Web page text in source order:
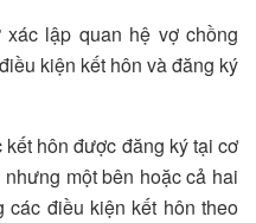
lập quan hệ vợ chồng
kiện kết hôn và đăng ký
hôn được đăng ký tại cơ
một bên hoặc cả hai
các điều kiện kết hôn theo